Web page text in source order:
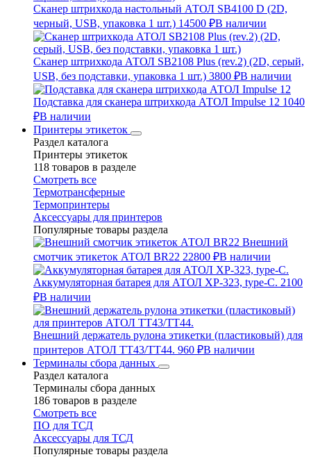
Сканер штрихкода настольный АТОЛ SB4100 D (2D,
черный, USB, упаковка 1 шт.) 14500 ₽В наличии
Сканер штрихкода АТОЛ SB2108 Plus (rev.2) (2D, серый,
USB, без подставки, упаковка 1 шт.) 3800 ₽В наличии
Подставка для сканера штрихкода АТОЛ Impulse 12 1040
₽В наличии
Принтеры этикеток
Раздел каталога
Принтеры этикеток
118 товаров в разделе
Смотреть все
Термотрансферные
Термопринтеры
Аксессуары для принтеров
Популярные товары раздела
Внешний
смотчик этикеток АТОЛ BR22 22800 ₽В наличии
Аккумуляторная батарея для АТОЛ XP-323, type-C. 2100
₽В наличии
Внешний держатель рулона этикетки (пластиковый) для
принтеров АТОЛ TT43/TT44. 960 ₽В наличии
Терминалы сбора данных
Раздел каталога
Терминалы сбора данных
186 товаров в разделе
Смотреть все
ПО для ТСД
Аксессуары для ТСД
Популярные товары раздела